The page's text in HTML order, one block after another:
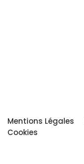
Mentions Légales
Cookies